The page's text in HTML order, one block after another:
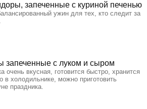
запеченные с куриной печенью
ужин для тех, кто следит за
запеченные с луком и сыром
очень вкусная, готовится быстро, хранится
в холодильнике, можно приготовить
праздника.